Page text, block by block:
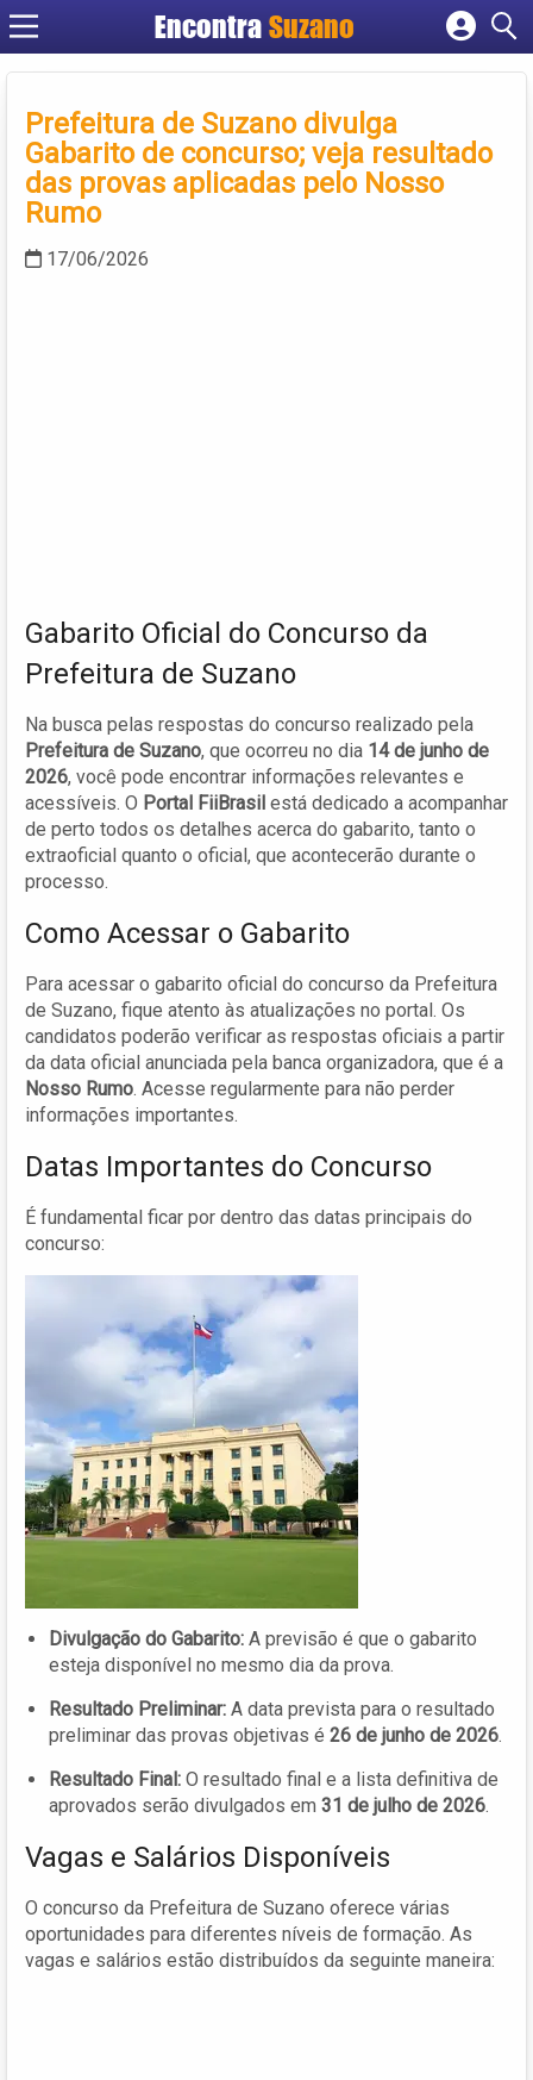
EncontraSuzano
Cadastrar empresa
Criar conta
Prefeitura de Suzano divulga
Gabarito de concurso; veja resultado
das provas aplicadas pelo Nosso
Rumo
17/06/2026
Gabarito Oficial do Concurso da
Prefeitura de Suzano
Na busca pelas respostas do concurso realizado pela
Prefeitura de Suzano, que ocorreu no dia 14 de junho de
2026, você pode encontrar informações relevantes e
acessíveis. O Portal FiiBrasil está dedicado a acompanhar
de perto todos os detalhes acerca do gabarito, tanto o
extraoficial quanto o oficial, que acontecerão durante o
processo.
Como Acessar o Gabarito
Para acessar o gabarito oficial do concurso da Prefeitura
de Suzano, fique atento às atualizações no portal. Os
candidatos poderão verificar as respostas oficiais a partir
da data oficial anunciada pela banca organizadora, que é a
Nosso Rumo. Acesse regularmente para não perder
informações importantes.
Datas Importantes do Concurso
É fundamental ficar por dentro das datas principais do
concurso:
Divulgação do Gabarito: A previsão é que o gabarito
esteja disponível no mesmo dia da prova.
Resultado Preliminar: A data prevista para o resultado
preliminar das provas objetivas é 26 de junho de 2026.
Resultado Final: O resultado final e a lista definitiva de
aprovados serão divulgados em 31 de julho de 2026.
Vagas e Salários Disponíveis
O concurso da Prefeitura de Suzano oferece várias
oportunidades para diferentes níveis de formação. As
vagas e salários estão distribuídos da seguinte maneira: